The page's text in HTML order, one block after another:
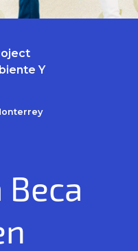
Y
Beca